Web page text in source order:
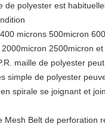
de polyester est
microns 500micron
2500micron
maille de polyester
simple de polyester
spirale se joignant et
Belt de perforation